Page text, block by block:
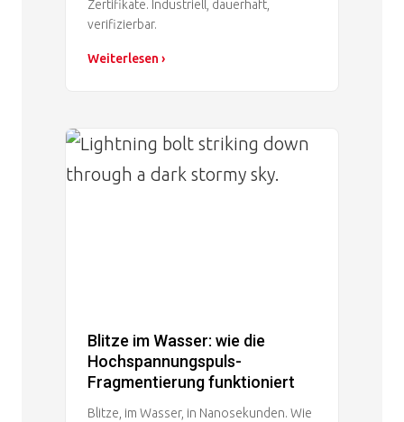
Zertifikate. Industriell, dauerhaft,
verifizierbar.
Weiterlesen ›
Image
Blitze im Wasser: wie die
Hochspannungspuls-
Fragmentierung funktioniert
Blitze, im Wasser, in Nanosekunden. Wie